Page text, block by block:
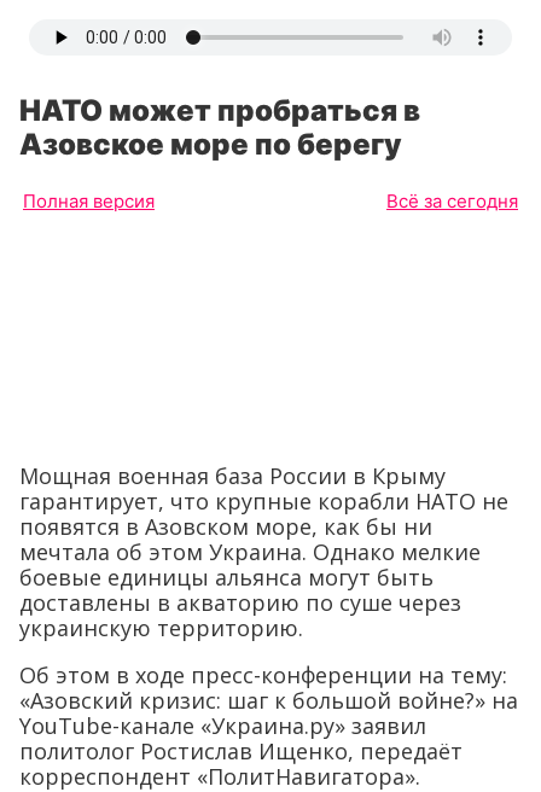
НАТО может пробраться в
Азовское море по берегу
Полная версия Всё за сегодня
Мощная военная база России в Крыму
гарантирует, что крупные корабли НАТО не
появятся в Азовском море, как бы ни
мечтала об этом Украина. Однако мелкие
боевые единицы альянса могут быть
доставлены в акваторию по суше через
украинскую территорию.
Об этом в ходе пресс-конференции на тему:
«Азовский кризис: шаг к большой войне?» на
YouTube-канале «Украина.ру» заявил
политолог Ростислав Ищенко, передаёт
корреспондент «ПолитНавигатора».